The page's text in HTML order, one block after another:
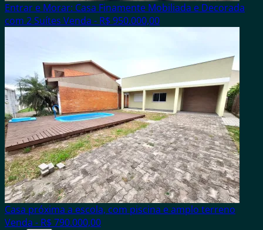
Entrar e Morar: Casa Finamente Mobiliada e Decorada
com 2 Suítes Venda - R$ 950.000,00
Casa próxima a escola, com piscina e amplo terreno
Venda - R$ 790.000,00